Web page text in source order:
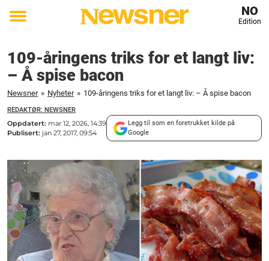
Toggle
NO
Edition
109-åringens triks for et langt liv:
– Å spise bacon
Newsner » Nyheter » 109-åringens triks for et langt liv: – Å spise bacon
REDAKTØR: NEWSNER
Oppdatert: mar 12, 2026, 14:39
Publisert: jan 27, 2017, 09:54
Legg til som en foretrukket kilde på
Google